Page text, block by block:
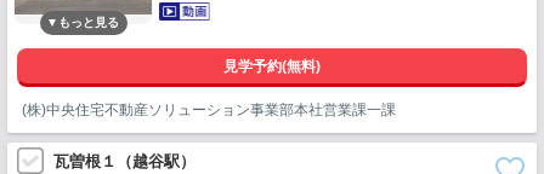
見学予約(無料)
(株)中央住宅不動産ソリューション事業部本社営業課一課
瓦曽根１（越谷駅）